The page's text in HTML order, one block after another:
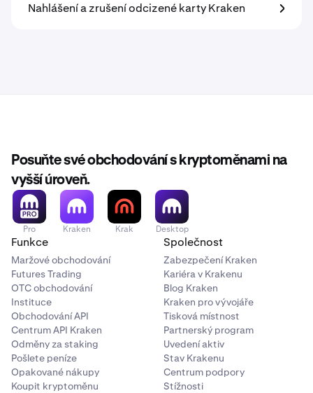
Nahlášení a zrušení odcizené karty Kraken
Posuňte své obchodování s kryptoměnami na
vyšší úroveň.
Pro Kraken Krak Desktop
Funkce
Maržové obchodování
Futures Trading
OTC obchodování
Instituce
Obchodování API
Centrum API Kraken
Odměny za staking
Pošlete peníze
Opakované nákupy
Koupit kryptoměnu
Společnost
Zabezpečení Kraken
Kariéra v Krakenu
Blog Kraken
Kraken pro vývojáře
Tisková místnost
Partnerský program
Uvedení aktiv
Stav Krakenu
Centrum podpory
Stížnosti